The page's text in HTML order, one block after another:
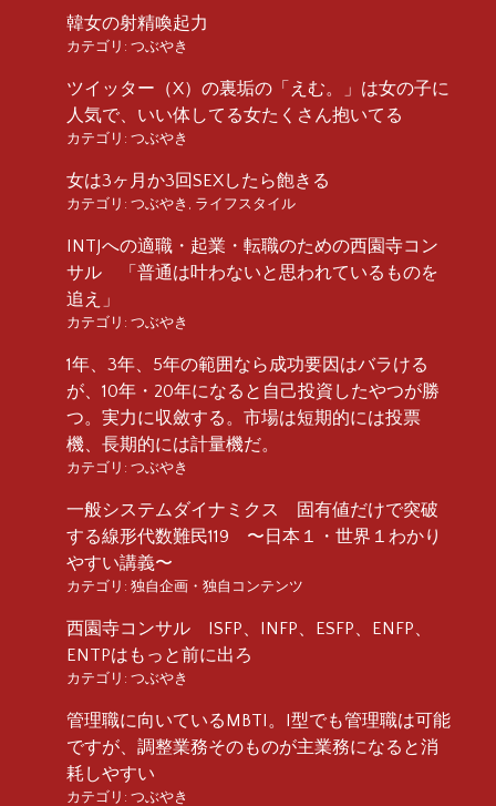
韓女の射精喚起力
カテゴリ: つぶやき
ツイッター（X）の裏垢の「えむ。」は女の子に
人気で、いい体してる女たくさん抱いてる
カテゴリ: つぶやき
女は3ヶ月か3回SEXしたら飽きる
カテゴリ: つぶやき ライフスタイル
INTJへの適職・起業・転職のための西園寺コン
サル 「普通は叶わないと思われているものを
追え」
カテゴリ: つぶやき
1年、3年、5年の範囲なら成功要因はバラける
が、10年・20年になると自己投資したやつが勝
つ。実力に収斂する。市場は短期的には投票
機、長期的には計量機だ。
カテゴリ: つぶやき
一般システムダイナミクス 固有値だけで突破
する線形代数難民119 〜日本１・世界１わかり
やすい講義〜
カテゴリ: 独自企画・独自コンテンツ
西園寺コンサル ISFP、INFP、ESFP、ENFP、
ENTPはもっと前に出ろ
カテゴリ: つぶやき
管理職に向いているMBTI。I型でも管理職は可能
ですが、調整業務そのものが主業務になると消
耗しやすい
カテゴリ: つぶやき